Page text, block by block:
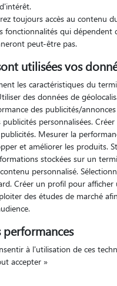
complément de revenu en
je suis étudiante à la faculté de
les gardés et leur rendre
chez ma mère et 2 chiens
vécu avec plusieurs rongeurs.
toujours accès au contenu
fonctionnalités qui dépendent
peut-être pas.
utilisées vos
les caractéristiques du
des données de
des publicités/
publicités personnalisées.
Mesurer la
et améliorer les produits.
stockées sur un
personnalisé.
Créer un profil pour afficher
des études de marché
performances
à l'utilisation de ces
accepter »